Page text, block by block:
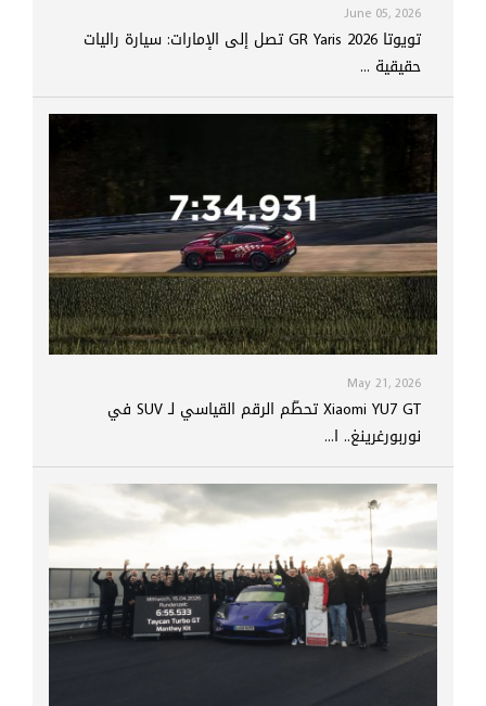
June 05, 2026
تويوتا GR Yaris 2026 تصل إلى الإمارات: سيارة راليات
حقيقية ...
May 21, 2026
Xiaomi YU7 GT تحطّم الرقم القياسي لـ SUV في
نوربورغرينغ.. ا...